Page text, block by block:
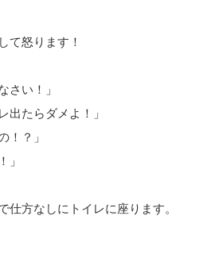
て怒ります！
さい！」
出たらダメよ！」
！？」
」
仕方なしにトイレに座ります。